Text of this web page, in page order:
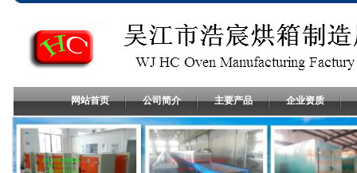
网站首页 公司简介 主要产品 企业资质